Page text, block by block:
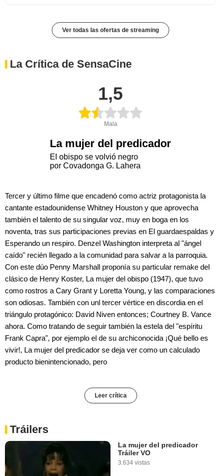
Ver todas las ofertas de streaming
La Crítica de SensaCine
1,5
Mala
La mujer del predicador
El obispo se volvió negro
por Covadonga G. Lahera
Tercer y último filme que encadenó como actriz protagonista la
cantante estadounidense Whitney Houston y que aprovecha
también el talento de su singular voz, muy en boga en los
noventa, tras sus participaciones previas en El guardaespaldas y
Esperando un respiro. Denzel Washington interpreta al "ángel
caído" recién llegado a la comunidad para salvar a la parroquia.
Con este dúo Penny Marshall proponía su particular remake del
clásico de Henry Koster, La mujer del obispo (1947), que tuvo
como rostros a Cary Grant y Loretta Young, y las comparaciones
son odiosas. También con unl tercer vértice en discordia en el
triángulo protagónico: David Niven entonces; Courtney B. Vance
ahora. Como tratando de seguir también la estela del "espíritu
Frank Capra", por ejemplo el de su archiconocida ¡Qué bello es
vivir!, La mujer del predicador se deja ver como un calculado
producto bienintencionado, pero
Leer crítica
Tráilers
La mujer del predicador
Tráiler VO
3.634 vistas